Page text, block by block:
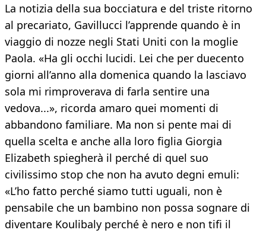
La notizia della sua bocciatura e del triste ritorno
al precariato, Gavillucci l’apprende quando è in
viaggio di nozze negli Stati Uniti con la moglie
Paola. «Ha gli occhi lucidi. Lei che per duecento
giorni all’anno alla domenica quando la lasciavo
sola mi rimproverava di farla sentire una
vedova...», ricorda amaro quei momenti di
abbandono familiare. Ma non si pente mai di
quella scelta e anche alla loro figlia Giorgia
Elizabeth spiegherà il perché di quel suo
civilissimo stop che non ha avuto degni emuli:
«L’ho fatto perché siamo tutti uguali, non è
pensabile che un bambino non possa sognare di
diventare Koulibaly perché è nero e non tifi il